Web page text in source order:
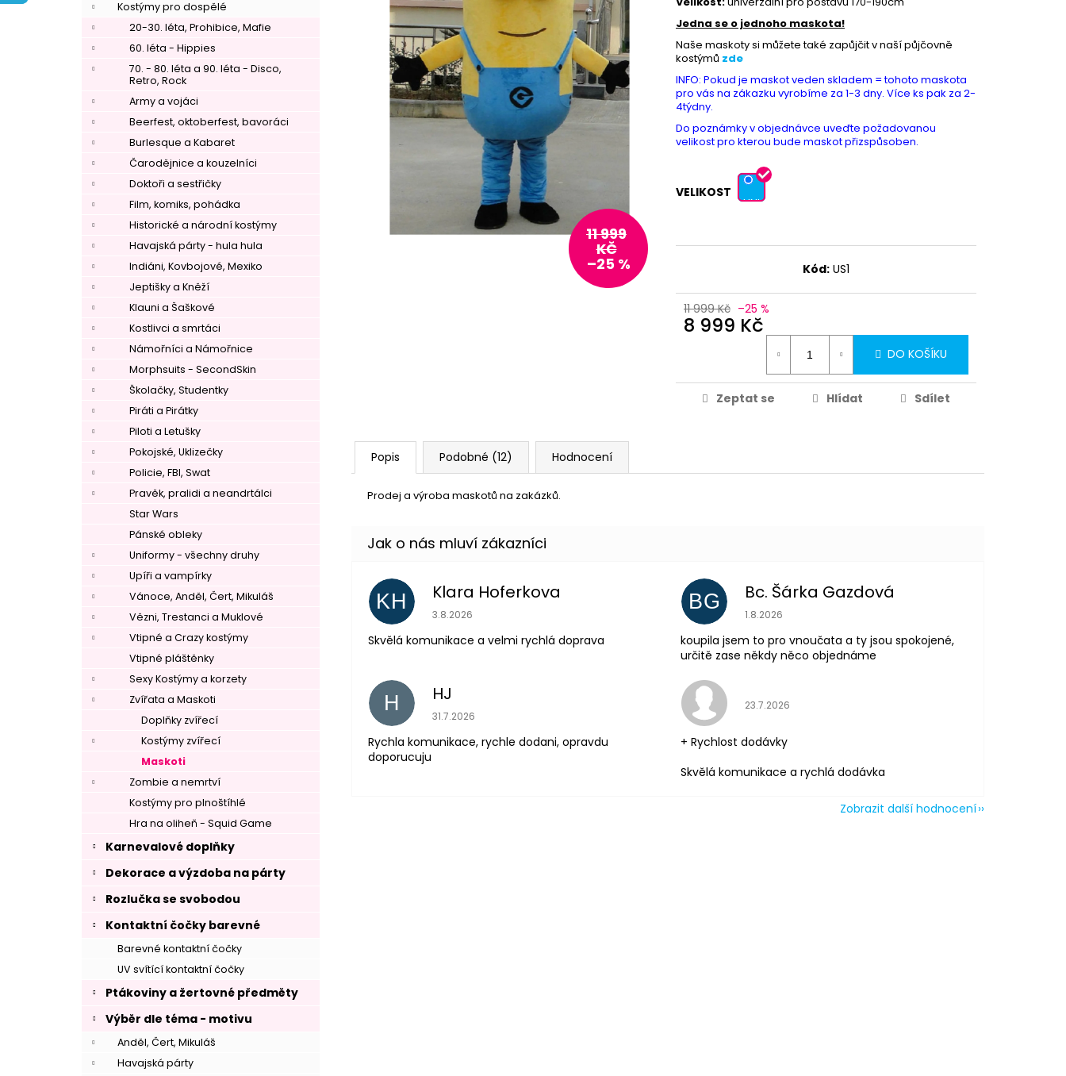
Kostýmy pro dospělé
20-30. léta, Prohibice, Mafie
60. léta - Hippies
70. - 80. léta a 90. léta - Disco,
Retro, Rock
Army a vojáci
Beerfest, oktoberfest, bavoráci
Burlesque a Kabaret
Čarodějnice a kouzelníci
Doktoři a sestřičky
Film, komiks, pohádka
Historické a národní kostýmy
Havajská párty - hula hula
Indiáni, Kovbojové, Mexiko
Jeptišky a Kněží
Klauni a Šaškové
Kostlivci a smrtáci
Námořníci a Námořnice
Morphsuits - SecondSkin
Školačky, Studentky
Piráti a Pirátky
Piloti a Letušky
Pokojské, Uklizečky
Policie, FBI, Swat
Pravěk, pralidi a neandrtálci
Star Wars
Pánské obleky
Uniformy - všechny druhy
Upíři a vampírky
Vánoce, Anděl, Čert, Mikuláš
Vězni, Trestanci a Muklové
Vtipné a Crazy kostýmy
Vtipné pláštěnky
Sexy Kostýmy a korzety
Zvířata a Maskoti
Doplňky zvířecí
Kostýmy zvířecí
Maskoti
Zombie a nemrtví
Kostýmy pro plnoštíhlé
Hra na oliheň - Squid Game
Karnevalové doplňky
Dekorace a výzdoba na párty
Rozlučka se svobodou
Kontaktní čočky barevné
Barevné kontaktní čočky
UV svítící kontaktní čočky
Ptákoviny a žertovné předměty
Výběr dle téma - motivu
Anděl, Čert, Mikuláš
Havajská párty
Jedna se o jednoho maskota!
Naše maskoty si můžete také zapůjčit v naší půjčovně
kostýmů zde
INFO: Pokud je maskot veden skladem = tohoto maskota
pro vás na zákazku vyrobíme za 1-3 dny. Více ks pak za 2-
4týdny.
Do poznámky v objednávce uveďte požadovanou
velikost pro kterou bude maskot přizspůsoben.
VELIKOST
UNI
Kód: US1
11 999 Kč –25 %
8 999 Kč
DO KOŠÍKU
Zeptat se Hlídat Sdílet
11 999
KČ
–25 %
Popis Podobné (12) Hodnocení
Prodej a výroba maskotů na zakázků.
KH Klara Hoferkova
Hodnocení obchodu je 5 z 5 hvězdiček.
3.8.2026
Skvělá komunikace a velmi rychlá doprava
BG Bc. Šárka Gazdová
Hodnocení obchodu je 5 z 5 hvězdiček.
1.8.2026
koupila jsem to pro vnoučata a ty jsou spokojené,
určitě zase někdy něco objednáme
H HJ
Hodnocení obchodu je 5 z 5 hvězdiček.
31.7.2026
Rychla komunikace, rychle dodani, opravdu
doporucuju
Hodnocení obchodu je 5 z 5 hvězdiček.
23.7.2026
+ Rychlost dodávky
Skvělá komunikace a rychlá dodávka
Zobrazit další hodnocení